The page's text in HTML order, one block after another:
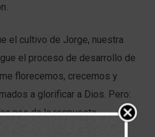
el cultivo de Jorge, nuestra
el proceso de desarrollo de
florecemos, crecemos y
a glorificar a Dios. Pero:
nos da la respuesta
restaurados y